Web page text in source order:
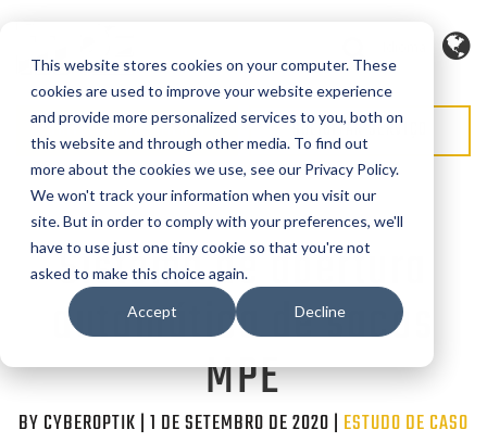
This website stores cookies on your computer. These
cookies are used to improve your website experience
and provide more personalized services to you, both on
this website and through other media. To find out
more about the cookies we use, see our Privacy Policy.
We won't track your information when you visit our
site. But in order to comply with your preferences, we'll
have to use just one tiny cookie so that you're not
asked to make this choice again.
Accept Decline
SOLICITAR ORÇAMENTO SOLICITAR SERVIÇO
Sistema de abertura
automática de sacos
MPE
Categories
BY CYBEROPTIK | 1 DE SETEMBRO DE 2020 | ESTUDO DE CASO